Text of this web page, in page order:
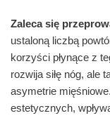
Zaleca się
ustaloną liczbą
korzyści płynące z
rozwija siłę nóg, ale
asymetrie
estetycznych,